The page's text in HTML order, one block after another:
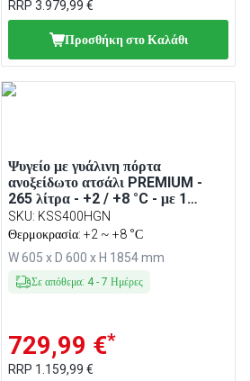
RRP 3.979,99 €
Προσθήκη στο Καλάθι
Ψυγείο με γυάλινη πόρτα
ανοξείδωτο ατσάλι PREMIUM -
265 λίτρα - +2 / +8 °C - με 1
γυάλινη πόρτα - Αυτόματη
απόψυξη, Ψηφιακός θερμοστάτης,
R600a
SKU: KSS400HGN
Θερμοκρασία: +2 ~ +8 °С
W 605 x D 600 x H 1854 mm
Σε απόθεμα: 4- 7 Ημέρες
729,99 €*
RRP 1.159,99 €